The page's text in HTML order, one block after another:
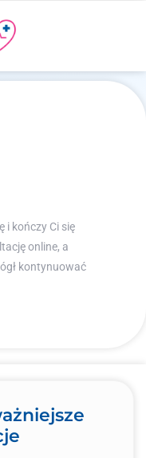
i kończy Ci się
online, a
kontynuować